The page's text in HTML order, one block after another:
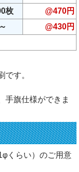
枚
@470円
@430円
す。
手旗仕様ができま
くらい）のご用意